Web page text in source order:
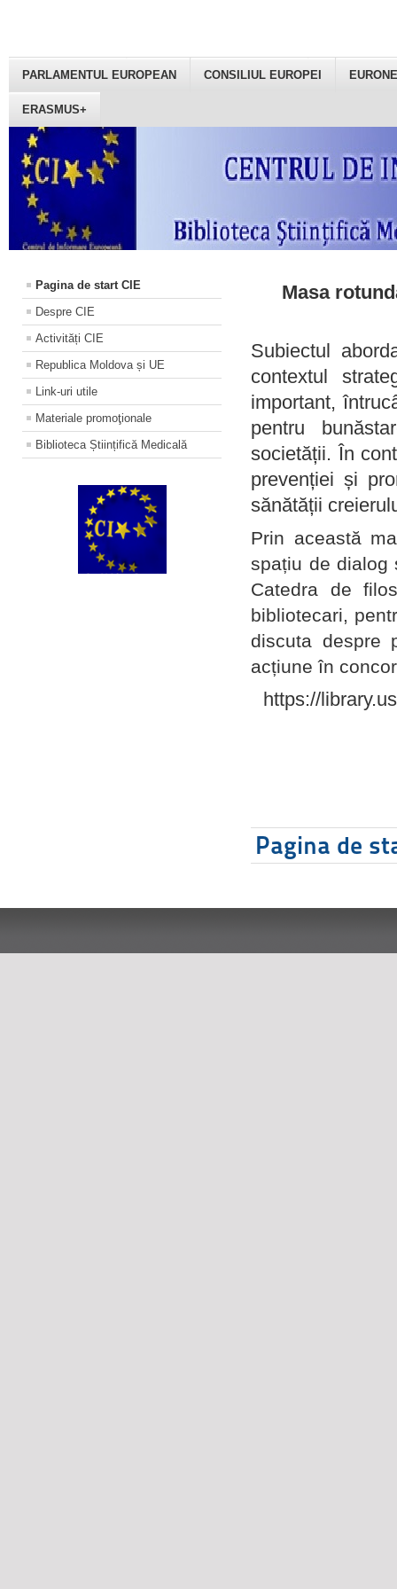
PARLAMENTUL EUROPEAN CONSILIUL EUROPEI
ERASMUS+
Pagina de start CIE
Despre CIE
Activități CIE
Republica Moldova și UE
Link-uri utile
Materiale promoţionale
Biblioteca Științifică Medicală
Masa
Subiectul
contextul
important,
pentru
societății. În
prevenției și
sănătății
Prin această
spațiu de dialog
Catedra de
bibliotecari,
discuta despre
acțiune în
https://
Pagina de